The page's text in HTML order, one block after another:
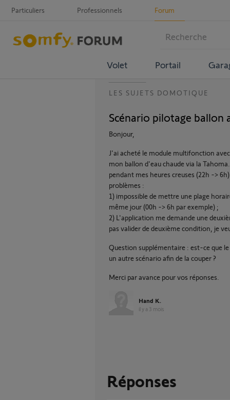
Particuliers Professionnels Forum
Volet Portail
LES SUJETS DOMOTIQUE
Scénario pilotage ballon
Bonjour,
J'ai acheté le module multifonction
mon ballon d'eau chaude via la
pendant mes heures creuses (22h ->
problèmes :
1) impossible de mettre une plage
même jour (00h -> 6h par exemple) ;
2) L'application me demande une
pas valider de deuxième condition, je
Question supplémentaire : est-ce que
un autre scénario afin de la couper ?
Merci par avance pour vos réponses.
Hand K.
il y a 3 mois
Réponses